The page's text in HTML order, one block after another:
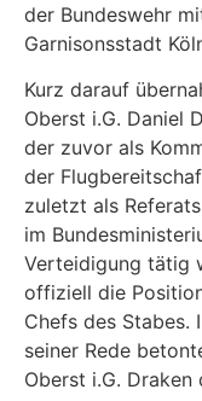
der Bundeswehr
Garnisonsstadt
Kurz darauf
Oberst i.G. Daniel
der zuvor als
der
zuletzt als
im
Verteidigung tätig
offiziell die
Chefs des Stabes.
seiner Rede
Oberst i.G. Draken